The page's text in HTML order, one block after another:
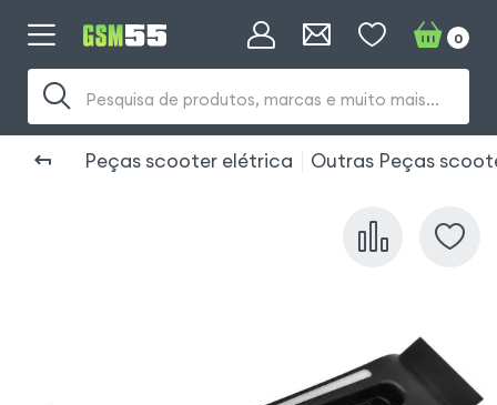
Pesquisa de produtos, marcas e muito mais...
0
Peças scooter elétrica Outras Peças